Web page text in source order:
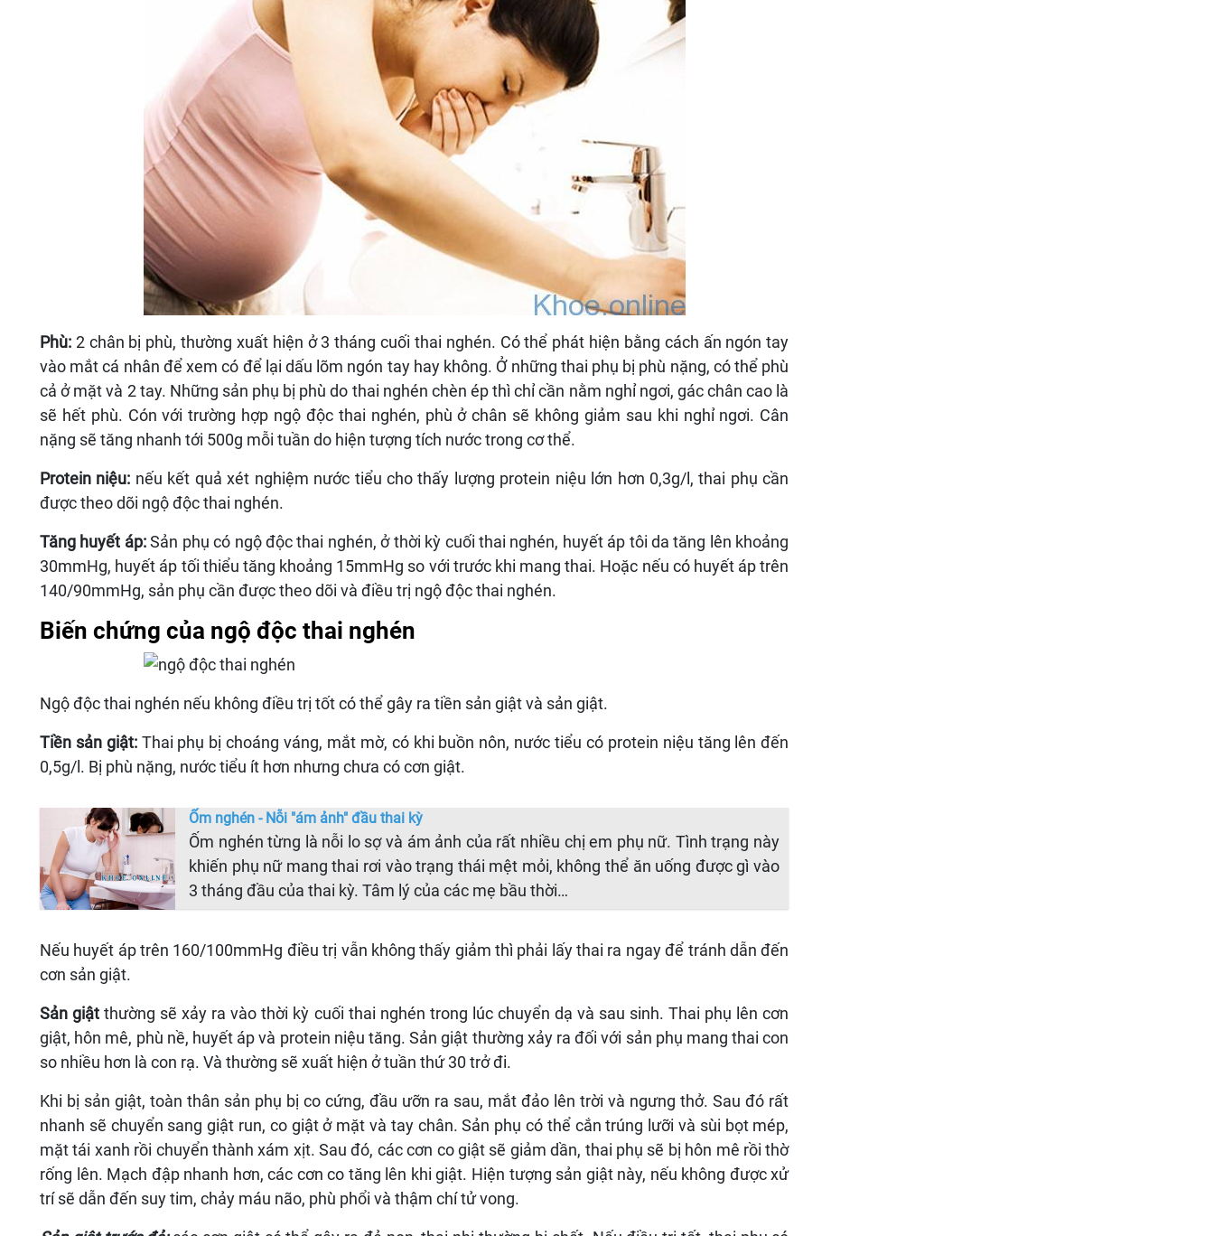
Phù: 2 chân bị phù, thường xuất hiện ở 3 tháng cuối thai nghén. Có thể phát hiện bằng cách ấn ngón tay
vào mắt cá nhân để xem có để lại dấu lõm ngón tay hay không. Ở những thai phụ bị phù nặng, có thể phù
cả ở mặt và 2 tay. Những sản phụ bị phù do thai nghén chèn ép thì chỉ cần nằm nghỉ ngơi, gác chân cao là
sẽ hết phù. Cón với trường hợp ngộ độc thai nghén, phù ở chân sẽ không giảm sau khi nghỉ ngơi. Cân
nặng sẽ tăng nhanh tới 500g mỗi tuần do hiện tượng tích nước trong cơ thể.
Protein niệu: nếu kết quả xét nghiệm nước tiểu cho thấy lượng protein niệu lớn hơn 0,3g/l, thai phụ cần
được theo dõi ngộ độc thai nghén.
Tăng huyết áp:Sản phụ có ngộ độc thai nghén, ở thời kỳ cuối thai nghén, huyết áp tôi da tăng lên khoảng
30mmHg, huyết áp tối thiểu tăng khoảng 15mmHg so với trước khi mang thai. Hoặc nếu có huyết áp trên
140/90mmHg, sản phụ cần được theo dõi và điều trị ngộ độc thai nghén.
Biến chứng của ngộ độc thai nghén
Ngộ độc thai nghén nếu không điều trị tốt có thể gây ra tiền sản giật và sản giật.
Tiền sản giật:Thai phụ bị choáng váng, mắt mờ, có khi buồn nôn, nước tiểu có protein niệu tăng lên đến
0,5g/l. Bị phù nặng, nước tiểu ít hơn nhưng chưa có cơn giật.
Ốm nghén - Nỗi "ám ảnh" đầu thai kỳ
Ốm nghén từng là nỗi lo sợ và ám ảnh của rất nhiều chị em phụ nữ. Tình trạng này
khiến phụ nữ mang thai rơi vào trạng thái mệt mỏi, không thể ăn uống được gì vào
3 tháng đầu của thai kỳ. Tâm lý của các mẹ bầu thời…
Nếu huyết áp trên 160/100mmHg điều trị vẫn không thấy giảm thì phải lấy thai ra ngay để tránh dẫn đến
cơn sản giật.
Sản giật thường sẽ xảy ra vào thời kỳ cuối thai nghén trong lúc chuyển dạ và sau sinh. Thai phụ lên cơn
giật, hôn mê, phù nề, huyết áp và protein niệu tăng. Sản giật thường xảy ra đối với sản phụ mang thai con
so nhiều hơn là con rạ. Và thường sẽ xuất hiện ở tuần thứ 30 trở đi.
Khi bị sản giật, toàn thân sản phụ bị co cứng, đầu ưỡn ra sau, mắt đảo lên trời và ngưng thở. Sau đó rất
nhanh sẽ chuyển sang giật run, co giật ở mặt và tay chân. Sản phụ có thể cắn trúng lưỡi và sùi bọt mép,
mặt tái xanh rồi chuyển thành xám xịt. Sau đó, các cơn co giật sẽ giảm dần, thai phụ sẽ bị hôn mê rồi thờ
rống lên. Mạch đập nhanh hơn, các cơn co tăng lên khi giật. Hiện tượng sản giật này, nếu không được xử
trí sẽ dẫn đến suy tim, chảy máu não, phù phổi và thậm chí tử vong.